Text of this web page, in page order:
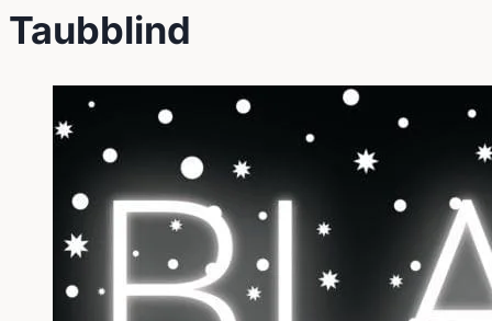
Taubblind